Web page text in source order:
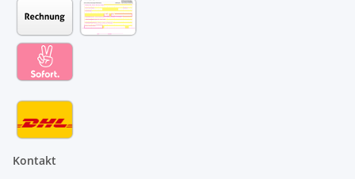
Kontakt